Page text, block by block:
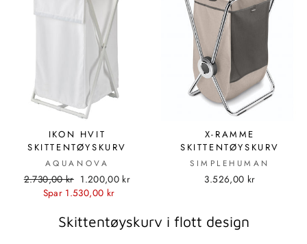
IKON HVIT
SKITTENTØYSKURV
AQUANOVA
Standard
2.730,00 kr Utsalgspris
1.200,00 kr
Spar 1.530,00 kr
X-RAMME
SKITTENTØYSKURV
SIMPLEHUMAN
3.526,00 kr
Skittentøyskurv i flott design